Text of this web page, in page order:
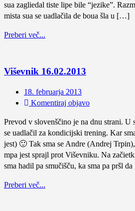
sua zagliedal tiste lipe bile “jezike”.
mista sua se uadlačila de boua šla u […]
Preberi več...
Viševnik 16.02.2013
18. februarja 2013
Komentiraj objavo
Prevod v slovenščino je na dnu strani. U
se uadlačil za kondicijski trening. Kar
jest) 🙂 Tak sma se Andre (Andrej
mpa jest sprajl prot Viševniku. Na
sma hadil pa smučišču, ka sma pa pršl
Preberi več...